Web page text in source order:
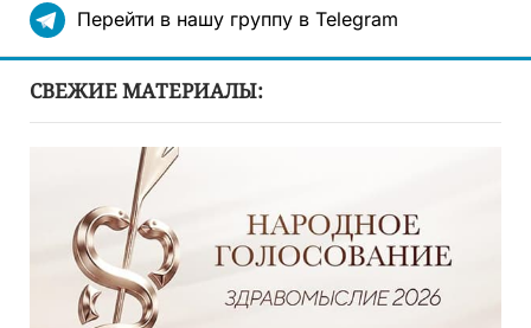
Перейти в нашу группу в Telegram
СВЕЖИЕ МАТЕРИАЛЫ: